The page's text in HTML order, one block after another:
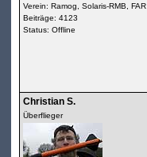
Verein: Ramog, Solaris-RMB, FAR
Beiträge: 4123
Status: Offline
Christian S.
Überflieger